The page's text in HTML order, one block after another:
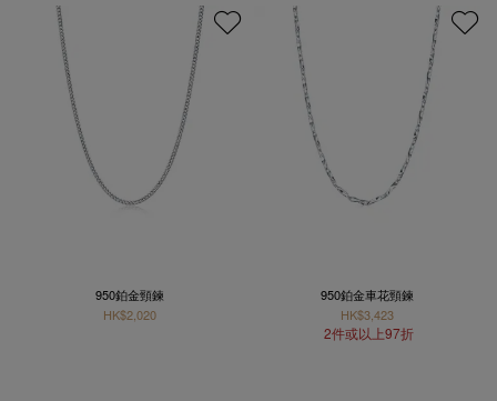
950鉑金頸鍊
HK$2,020
950鉑金車花頸鍊
HK$3,423
2件或以上97折